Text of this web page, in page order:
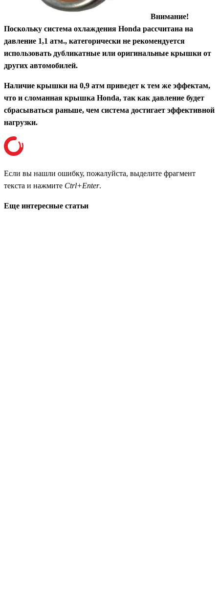
Внимание!
Поскольку система охлаждения Honda рассчитана на
давление 1,1 атм., категорически не рекомендуется
использовать дубликатные или оригинальные крышки от
других автомобилей.
Наличие крышки на 0,9 атм приведет к тем же эффектам,
что и сломанная крышка Honda, так как давление будет
сбрасываться раньше, чем система достигает эффективной
нагрузки.
Если вы нашли ошибку, пожалуйста, выделите фрагмент
текста и нажмите Ctrl+Enter.
Еще интересные статьи